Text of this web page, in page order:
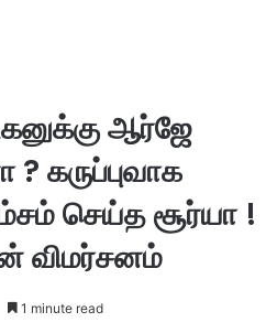
ஆர்ஜே
? கருப்புவாக
செய்த சூர்யா !
விமர்சனம்
1 minute read